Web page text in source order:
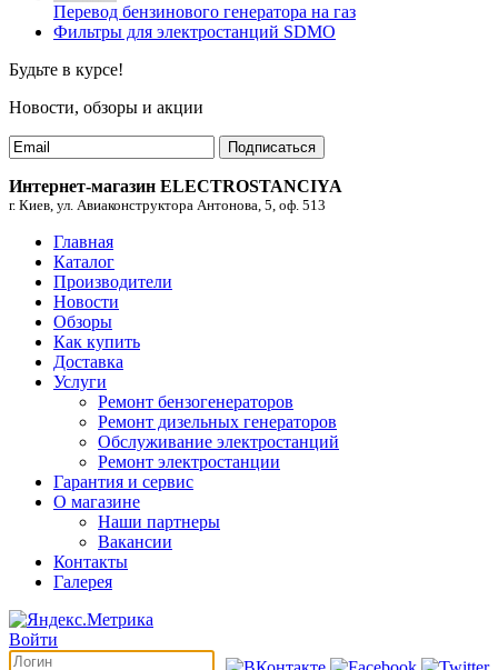
Перевод бензинового генератора на газ
Фильтры для электростанций SDMO
Будьте в курсе!
Новости, обзоры и акции
Подписаться
Интернет-магазин ELECTROSTANCIYA
г. Киев, ул. Авиаконструктора Антонова, 5, оф. 513
Главная
Каталог
Производители
Новости
Обзоры
Как купить
Доставка
Услуги
Ремонт бензогенераторов
Ремонт дизельных генераторов
Обслуживание электростанций
Ремонт электростанции
Гарантия и сервис
О магазине
Наши партнеры
Вакансии
Контакты
Галерея
Войти